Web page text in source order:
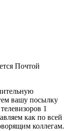
Почтой
вашу посылку
1
как по всей
коллегам.